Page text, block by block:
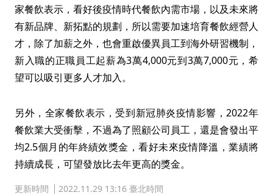
家餐飲表示，看好後疫情時代餐飲內需市場，以及未來將
有新品牌、新拓點的規劃，所以需要加速培育餐飲經營人
才，除了加薪之外，也會重啟優異員工到海外研習機制，
新入職的正職員工起薪為3萬4,000元到3萬7,000元，希
望可以吸引更多人才加入。
另外，全家餐飲表示，受到新冠肺炎疫情影響，2022年
餐飲業大受衝擊，不過為了照顧公司員工，還是會發出平
均2.5個月的年終績效獎金，看好未來疫情降溫，業績將
持續成長，可望發放比去年更高的獎金。
更新時間 2022.11.29 13:16 臺北時間